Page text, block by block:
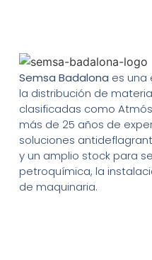
Semsa Badalona es una
la distribución de
clasificadas como
más de 25 años de
soluciones
y un amplio stock para
petroquímica, la
de maquinaria.